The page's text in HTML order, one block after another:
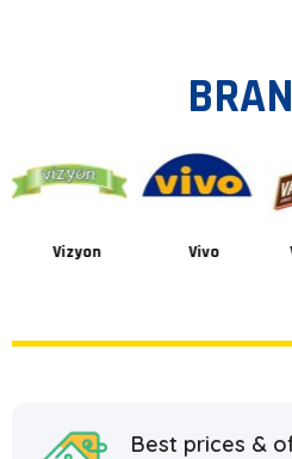
Vizyon Vivo
Best prices &